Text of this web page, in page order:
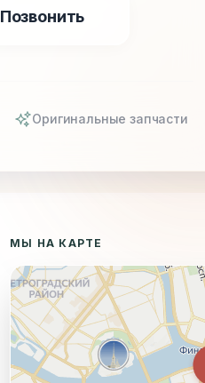
Позвонить
Оригинальные запчасти
МЫ НА КАРТЕ